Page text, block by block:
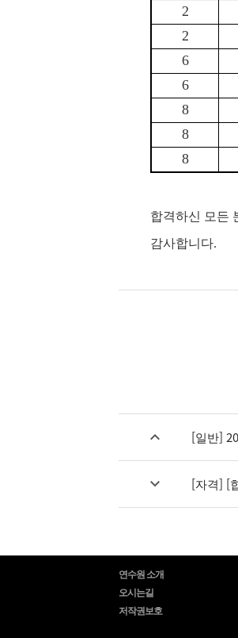
2
2
6
6
8
8
8
합격하신 모든
감사합니다.
[일반]
[자격] [
연수원 소개
오시는길
저작권보호